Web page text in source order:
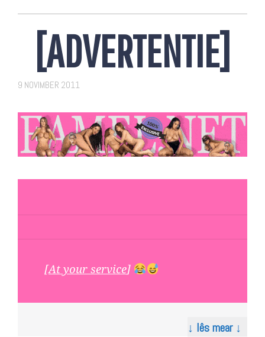
[ADVERTENTIE]
9 NOVIMBER 2011
[At your service]
↓ lês mear ↓